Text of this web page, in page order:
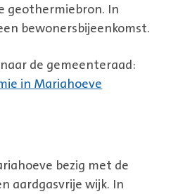
geothermiebron. In
bewonersbijeenkomst.
de gemeenteraad:
in Mariahoeve
bezig met de
aardgasvrije wijk. In